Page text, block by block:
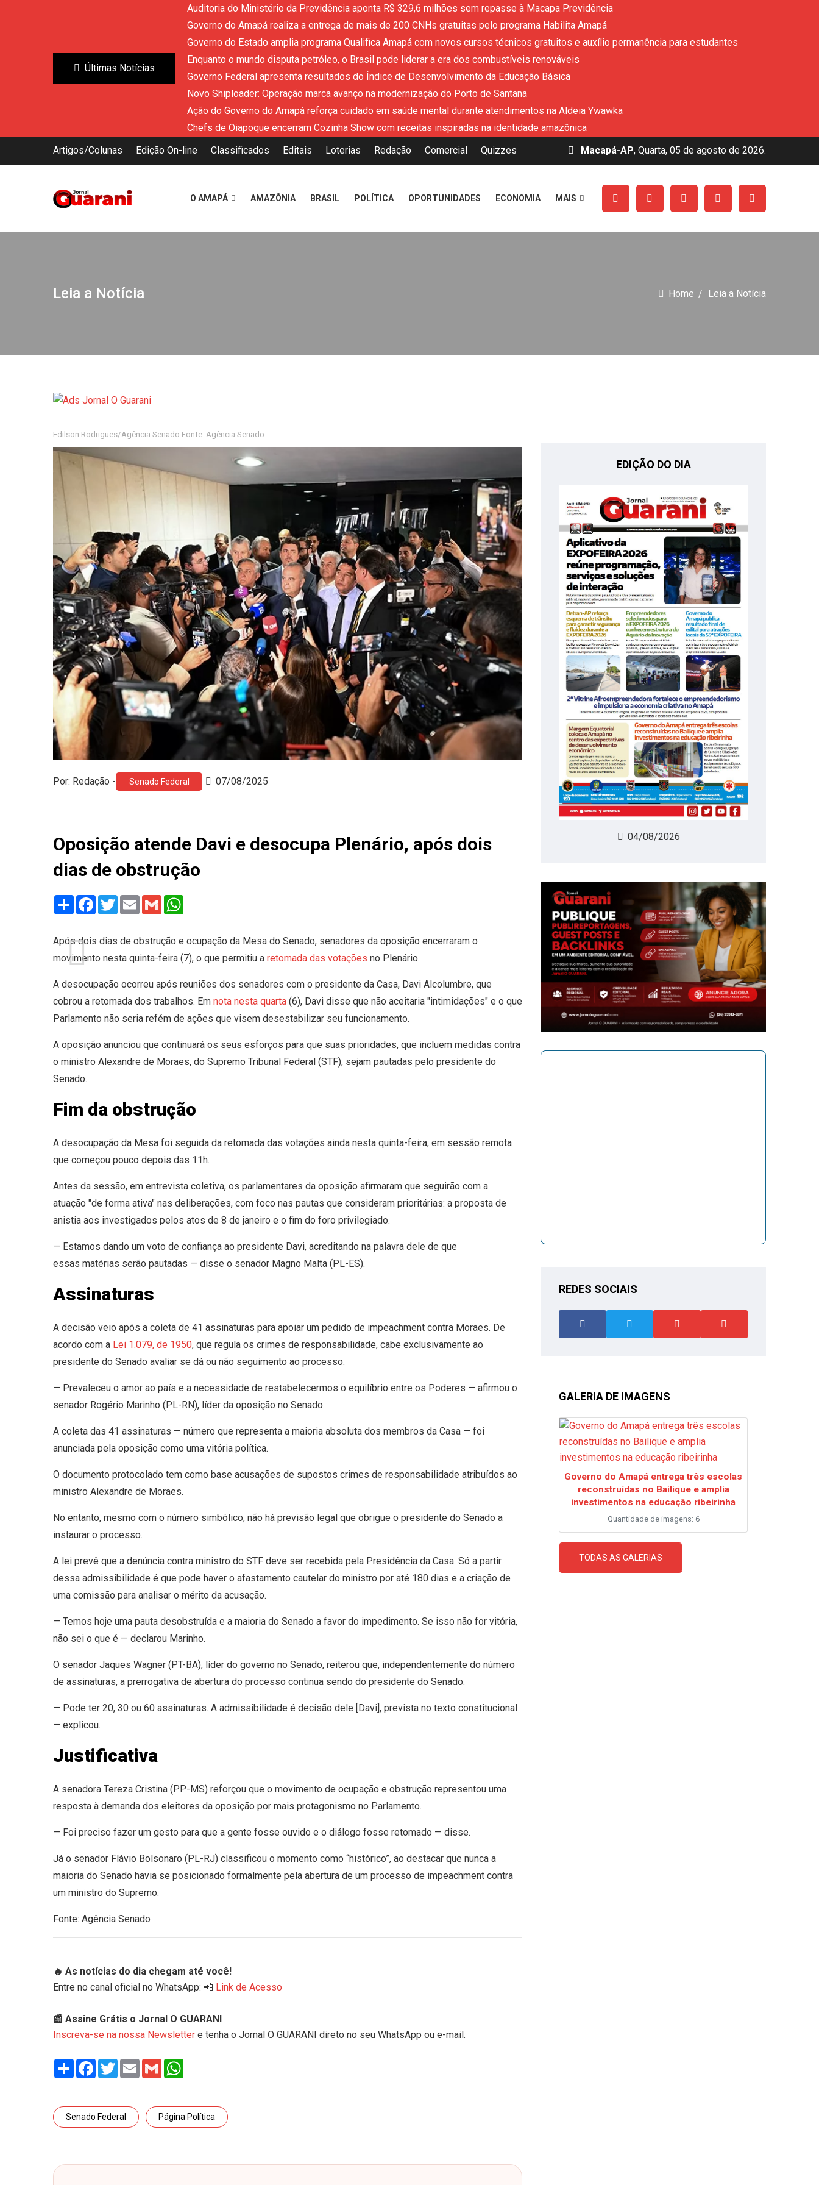
Últimas Notícias
Auditoria do Ministério da Previdência aponta R$ 329,6 milhões sem repasse à Macapa Previdência
Governo do Amapá realiza a entrega de mais de 200 CNHs gratuitas pelo programa Habilita Amapá
Governo do Estado amplia programa Qualifica Amapá com novos cursos técnicos gratuitos e auxílio permanência para estudantes
Enquanto o mundo disputa petróleo, o Brasil pode liderar a era dos combustíveis renováveis
Governo Federal apresenta resultados do Índice de Desenvolvimento da Educação Básica
Novo Shiploader: Operação marca avanço na modernização do Porto de Santana
Ação do Governo do Amapá reforça cuidado em saúde mental durante atendimentos na Aldeia Ywawka
Chefs de Oiapoque encerram Cozinha Show com receitas inspiradas na identidade amazônica
Artigos/Colunas
Edição On-line Classificados Editais Loterias Redação Comercial Quizzes Macapá-AP, Quarta, 05 de agosto de 2026.
O AMAPÁ AMAZÔNIA BRASIL POLÍTICA OPORTUNIDADES ECONOMIA MAIS
Leia a Notícia Home Leia a Notícia
Edilson Rodrigues/Agência Senado Fonte: Agência Senado
Por: Redação - Senado Federal 07/08/2025
Oposição atende Davi e desocupa Plenário, após dois
dias de obstrução
Share Facebook
TwitterEmail Gmail
Após dois dias de obstrução e ocupação da Mesa do Senado, senadores da oposição encerraram o
movimento nesta quinta-feira (7), o que permitiu a retomada das votações no Plenário.
A desocupação ocorreu após reuniões dos senadores com o presidente da Casa, Davi Alcolumbre, que
cobrou a retomada dos trabalhos. Em nota nesta quarta (6), Davi disse que não aceitaria "intimidações" e o que
Parlamento não seria refém de ações que visem desestabilizar seu funcionamento.
A oposição anunciou que continuará os seus esforços para que suas prioridades, que incluem medidas contra
o ministro Alexandre de Moraes, do Supremo Tribunal Federal (STF), sejam pautadas pelo presidente do
Senado.
Fim da obstrução
A desocupação da Mesa foi seguida da retomada das votações ainda nesta quinta-feira, em sessão remota
que começou pouco depois das 11h.
Antes da sessão, em entrevista coletiva, os parlamentares da oposição afirmaram que seguirão com a
atuação "de forma ativa" nas deliberações, com foco nas pautas que consideram prioritárias: a proposta de
anistia aos investigados pelos atos de 8 de janeiro e o fim do foro privilegiado.
— Estamos dando um voto de confiança ao presidente Davi, acreditando na palavra dele de que
essas matérias serão pautadas — disse o senador Magno Malta (PL-ES).
Assinaturas
A decisão veio após a coleta de 41 assinaturas para apoiar um pedido de impeachment contra Moraes. De
acordo com a Lei 1.079, de 1950, que regula os crimes de responsabilidade, cabe exclusivamente ao
presidente do Senado avaliar se dá ou não seguimento ao processo.
— Prevaleceu o amor ao país e a necessidade de restabelecermos o equilíbrio entre os Poderes — afirmou o
senador Rogério Marinho (PL-RN), líder da oposição no Senado.
A coleta das 41 assinaturas — número que representa a maioria absoluta dos membros da Casa — foi
anunciada pela oposição como uma vitória política.
O documento protocolado tem como base acusações de supostos crimes de responsabilidade atribuídos ao
ministro Alexandre de Moraes.
No entanto, mesmo com o número simbólico, não há previsão legal que obrigue o presidente do Senado a
instaurar o processo.
A lei prevê que a denúncia contra ministro do STF deve ser recebida pela Presidência da Casa. Só a partir
dessa admissibilidade é que pode haver o afastamento cautelar do ministro por até 180 dias e a criação de
uma comissão para analisar o mérito da acusação.
— Temos hoje uma pauta desobstruída e a maioria do Senado a favor do impedimento. Se isso não for vitória,
não sei o que é — declarou Marinho.
O senador Jaques Wagner (PT-BA), líder do governo no Senado, reiterou que, independentemente do número
de assinaturas, a prerrogativa de abertura do processo continua sendo do presidente do Senado.
— Pode ter 20, 30 ou 60 assinaturas. A admissibilidade é decisão dele [Davi], prevista no texto constitucional
— explicou.
Justificativa
A senadora Tereza Cristina (PP-MS) reforçou que o movimento de ocupação e obstrução representou uma
resposta à demanda dos eleitores da oposição por mais protagonismo no Parlamento.
— Foi preciso fazer um gesto para que a gente fosse ouvido e o diálogo fosse retomado — disse.
Já o senador Flávio Bolsonaro (PL-RJ) classificou o momento como “histórico”, ao destacar que nunca a
maioria do Senado havia se posicionado formalmente pela abertura de um processo de impeachment contra
um ministro do Supremo.
Fonte: Agência Senado
🔥 As notícias do dia chegam até você!
Entre no canal oficial no WhatsApp: 📲 Link de Acesso
📰 Assine Grátis o Jornal O GUARANI
Inscreva-se na nossa Newsletter e tenha o Jornal O GUARANI direto no seu WhatsApp ou e-mail.
Share Facebook
TwitterEmail Gmail
Senado Federal Página Política
EDIÇÃO DO DIA
04/08/2026
REDES SOCIAIS
GALERIA DE IMAGENS
Governo do Amapá entrega três escolas
reconstruídas no Bailique e amplia
investimentos na educação ribeirinha
Quantidade de imagens: 6
TODAS AS GALERIAS